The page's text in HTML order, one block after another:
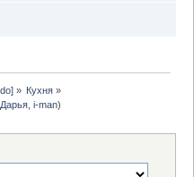
» Кухня»
Дарья ,i-man)